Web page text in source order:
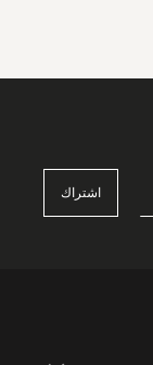
اشتراك